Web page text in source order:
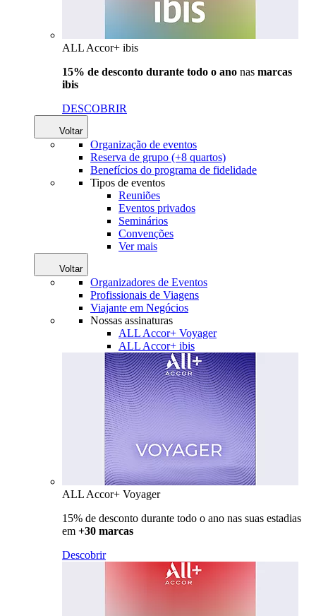
ALL Accor+ ibis
15% de desconto durante todo o ano nas marcas
ibis
DESCOBRIR
Voltar
Organização de eventos
Reserva de grupo (+8 quartos)
Benefícios do programa de fidelidade
Tipos de eventos
Reuniões
Eventos privados
Seminários
Convenções
Ver mais
Voltar
Organizadores de Eventos
Profissionais de Viagens
Viajante em Negócios
Nossas assinaturas
ALL Accor+ Voyager
ALL Accor+ ibis
ALL Accor+ Voyager
15% de desconto durante todo o ano nas suas estadias
em +30 marcas
Descobrir